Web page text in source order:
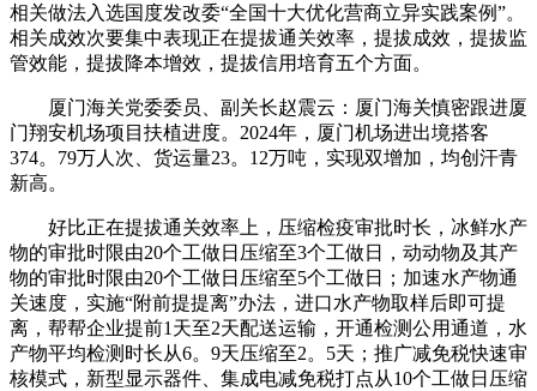
相关做法入选国度发改委“全国十大优化营商立异实践案例”。
相关成效次要集中表现正在提拔通关效率，提拔成效，提拔监
管效能，提拔降本增效，提拔信用培育五个方面。
厦门海关党委委员、副关长赵震云：厦门海关慎密跟进厦
门翔安机场项目扶植进度。2024年，厦门机场进出境搭客
374。79万人次、货运量23。12万吨，实现双增加，均创汗青
新高。
好比正在提拔通关效率上，压缩检疫审批时长，冰鲜水产
物的审批时限由20个工做日压缩至3个工做日，动动物及其产
物的审批时限由20个工做日压缩至5个工做日；加速水产物通
关速度，实施“附前提提离”办法，进口水产物取样后即可提
离，帮帮企业提前1天至2天配送运输，开通检测公用通道，水
产物平均检测时长从6。9天压缩至2。5天；推广减免税快速审
核模式，新型显示器件、集成电减免税打点从10个工做日压缩